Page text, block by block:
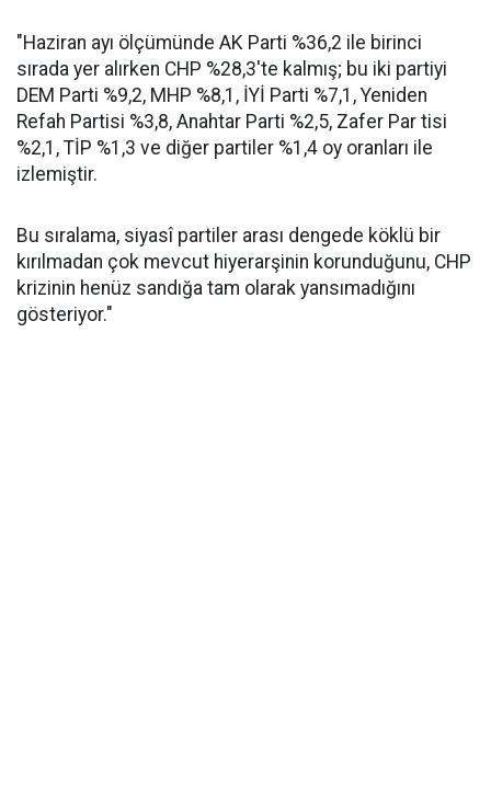
"Haziran ayı ölçümünde AK Parti %36,2 ile birinci
sırada yer alırken CHP %28,3'te kalmış; bu iki partiyi
DEM Parti %9,2, MHP %8,1, İYİ Parti %7,1, Yeniden
Refah Partisi %3,8, Anahtar Parti %2,5, Zafer Par tisi
%2,1, TİP %1,3 ve diğer partiler %1,4 oy oranları ile
izlemiştir.
Bu sıralama, siyasî partiler arası dengede köklü bir
kırılmadan çok mevcut hiyerarşinin korunduğunu, CHP
krizinin henüz sandığa tam olarak yansımadığını
gösteriyor."